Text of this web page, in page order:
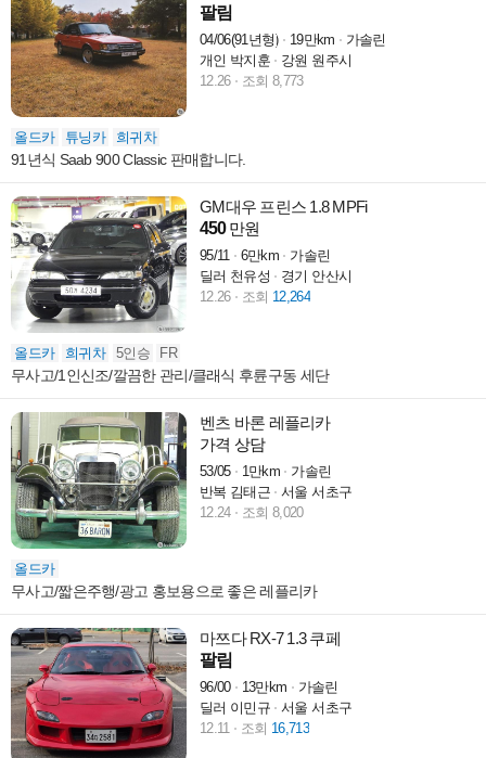
팔림
04/06(91년형) 19만km
가솔린
개인 박지훈
강원 원주시
12.26
조회 8,773
올드카 튜닝카 희귀차
91년식 Saab 900 Classic 판매합니다.
GM대우 프린스 1.8 MPFi
450만원
95/11 6만km
가솔린
딜러 천유성
경기 안산시
12.26
조회 12,264
올드카 희귀차 5인승 FR
무사고/1인신조/깔끔한 관리/클래식 후륜구동 세단
벤츠 바론 레플리카
가격 상담
53/05 1만km
가솔린
반복 김태근
서울 서초구
12.24
조회 8,020
올드카
무사고/짧은주행/광고 홍보용으로 좋은 레플리카
마쯔다 RX-7 1.3 쿠페
팔림
96/00 13만km
가솔린
딜러 이민규
서울 서초구
12.11
조회 16,713